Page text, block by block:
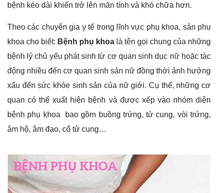
bệnh kéo dài khiến trở lên mãn tính và khó chữa hơn.
Theo các chuyên gia y tế trong lĩnh vực phụ khoa, sản phụ
khoa cho biết: Bệnh phụ khoa là tên gọi chung của những
bệnh lý chủ yếu phát sinh từ cơ quan sinh dục nữ hoặc tác
động nhiều đến cơ quan sinh sản nữ đồng thời ảnh hưởng
xấu đến sức khỏe sinh sản của nữ giới. Cụ thể, những cơ
quan có thể xuất hiện bệnh và được xếp vào nhóm diện
bệnh phụ khoa bao gồm buồng trứng, tử cung, vòi trứng,
âm hộ, âm đạo, cổ tử cung…